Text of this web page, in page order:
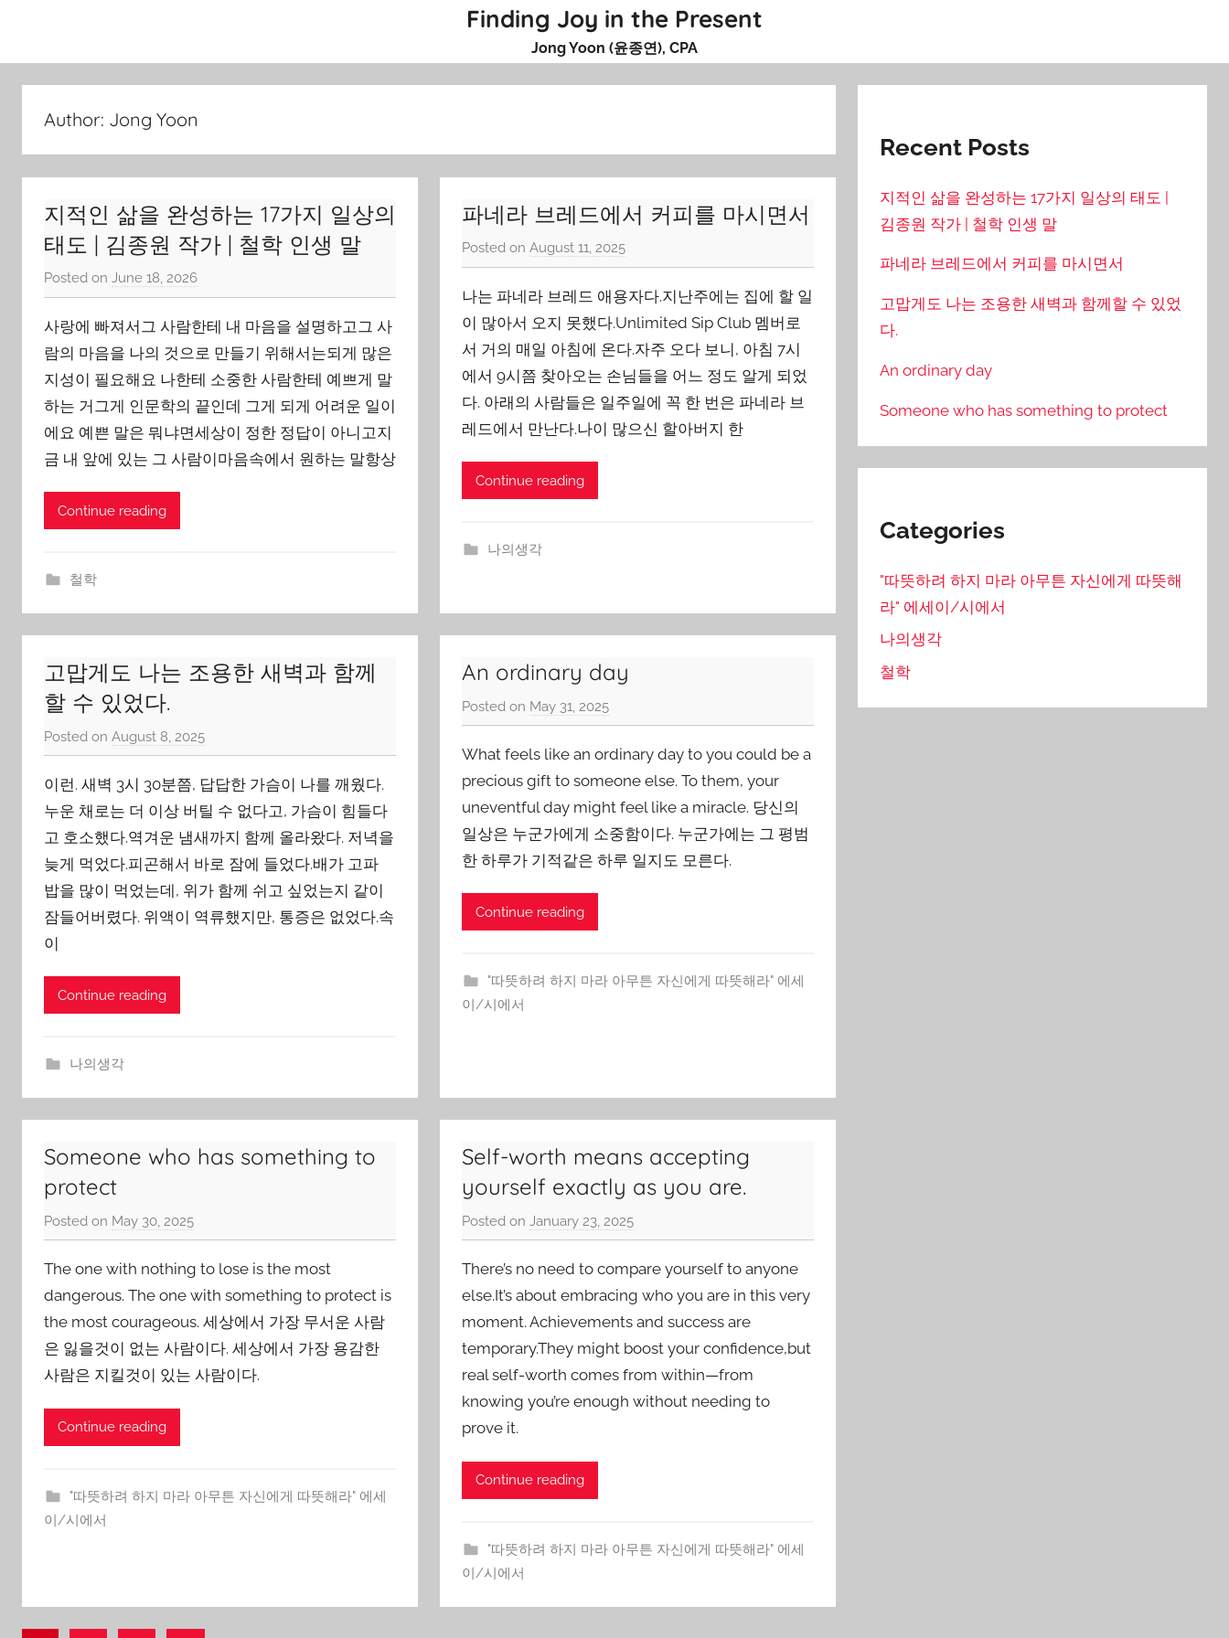
content
Finding Joy in the Present
Jong Yoon (윤종연), CPA
Author: Jong Yoon
지적인 삶을 완성하는 17가지 일상의
태도 | 김종원 작가 | 철학 인생 말
Posted on June 18, 2026
y
J
o
n
g
o
o
사랑에 빠져서그 사람한테 내 마음을 설명하고그 사
람의 마음을 나의 것으로 만들기 위해서는되게 많은
지성이 필요해요 나한테 소중한 사람한테 예쁘게 말
하는 거그게 인문학의 끝인데 그게 되게 어려운 일이
에요 예쁜 말은 뭐냐면세상이 정한 정답이 아니고지
금 내 앞에 있는 그 사람이마음속에서 원하는 말항상
Continue reading
철학
파네라 브레드에서 커피를 마시면서
Posted onAugust 11, 2025
y
J
o
n
g
o
o
나는 파네라 브레드 애용자다.지난주에는 집에 할 일
이 많아서 오지 못했다.Unlimited Sip Club 멤버로
서 거의 매일 아침에 온다.자주 오다 보니, 아침 7시
에서 9시쯤 찾아오는 손님들을 어느 정도 알게 되었
다. 아래의 사람들은 일주일에 꼭 한 번은 파네라 브
레드에서 만난다.나이 많으신 할아버지 한
Continue reading
나의생각
고맙게도 나는 조용한 새벽과 함께
할 수 있었다.
Posted on August 8, 2025
y
J
o
n
g
o
o
이런. 새벽 3시 30분쯤, 답답한 가슴이 나를 깨웠다.
누운 채로는 더 이상 버틸 수 없다고, 가슴이 힘들다
고 호소했다.역겨운 냄새까지 함께 올라왔다. 저녁을
늦게 먹었다.피곤해서 바로 잠에 들었다.배가 고파
밥을 많이 먹었는데, 위가 함께 쉬고 싶었는지 같이
잠들어버렸다. 위액이 역류했지만, 통증은 없었다.속
이
Continue reading
나의생각
An ordinary day
Posted on May 31, 2025
y
J
o
n
g
o
What feels like an ordinary day to you could be a
precious gift to someone else. To them, your
uneventful day might feel like a miracle. 당신의
일상은 누군가에게 소중함이다. 누군가에는 그 평범
한 하루가 기적같은 하루 일지도 모른다.
Continue reading
"따뜻하려 하지 마라 아무튼 자신에게 따뜻해라" 에세
이/시에서
Someone who has something to
protect
Posted on May 30, 2025
y
J
o
n
g
The one with nothing to lose is the most
dangerous. The one with something to protect is
the most courageous. 세상에서 가장 무서운 사람
은 잃을것이 없는 사람이다. 세상에서 가장 용감한
사람은 지킬것이 있는 사람이다.
Continue reading
"따뜻하려 하지 마라 아무튼 자신에게 따뜻해라" 에세
이/시에서
Self-worth means accepting
yourself exactly as you are.
Posted onJanuary 23, 2025
y
J
o
n
o
There’s no need to compare yourself to anyone
else.It’s about embracing who you are in this very
moment. Achievements and success are
temporary.They might boost your confidence,but
real self-worth comes from within—from
knowing you’re enough without needing to
prove it.
Continue reading
"따뜻하려 하지 마라 아무튼 자신에게 따뜻해라" 에세
이/시에서
Recent Posts
지적인 삶을 완성하는 17가지 일상의 태도 |
김종원 작가 | 철학 인생 말
파네라 브레드에서 커피를 마시면서
고맙게도 나는 조용한 새벽과 함께할 수 있었
다.
An ordinary day
Someone who has something to protect
Categories
"따뜻하려 하지 마라 아무튼 자신에게 따뜻해
라" 에세이/시에서
나의생각
철학